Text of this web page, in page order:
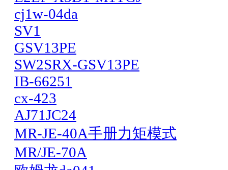
cj1w-04da
SV1
GSV13PE
SW2SRX-GSV13PE
IB-66251
cx-423
AJ71JC24
MR-JE-40A手册力矩模式
MR/JE-70A